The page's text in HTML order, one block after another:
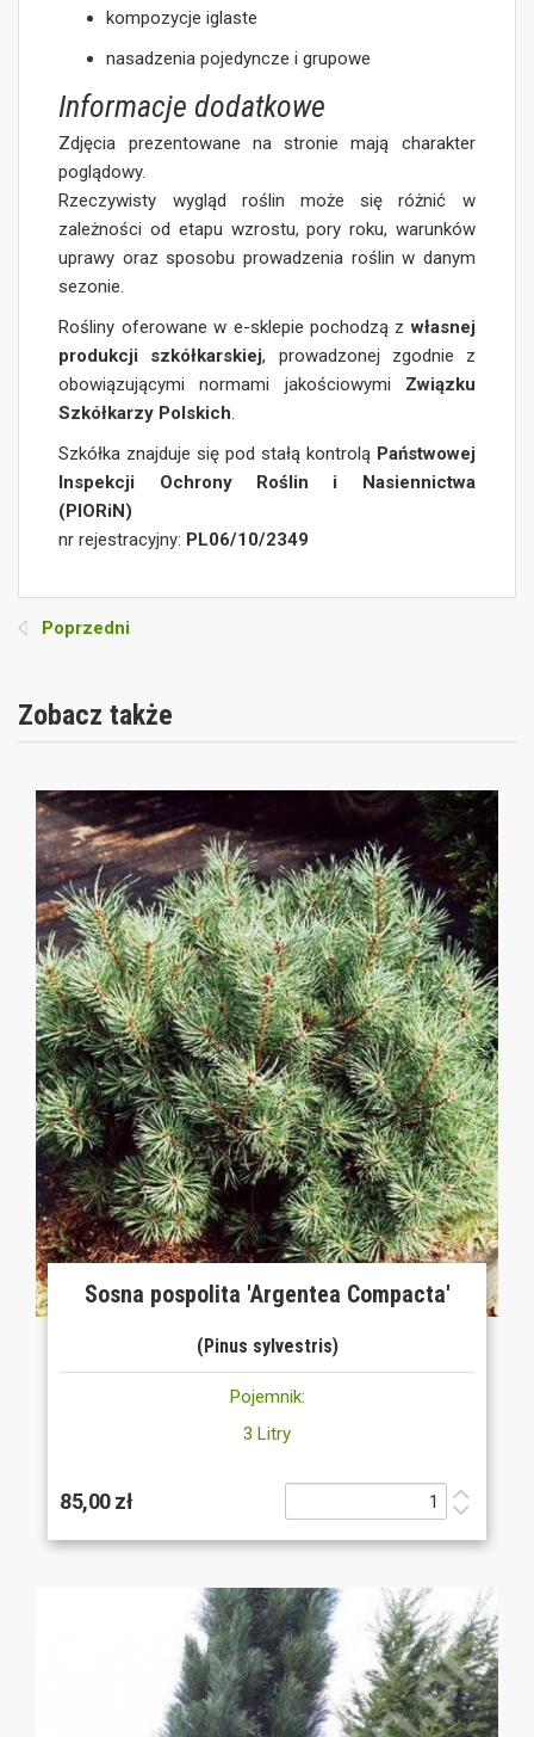
kompozycje iglaste
nasadzenia pojedyncze i grupowe
Informacje dodatkowe
Zdjęcia prezentowane na stronie mają charakter
poglądowy.
Rzeczywisty wygląd roślin może się różnić w
zależności od etapu wzrostu, pory roku, warunków
uprawy oraz sposobu prowadzenia roślin w danym
sezonie.
Rośliny oferowane w e-sklepie pochodzą zwłasnej
produkcji szkółkarskiej, prowadzonej zgodnie z
obowiązującymi normami jakościowymi Związku
Szkółkarzy Polskich.
Szkółka znajduje się pod stałą kontrolą Państwowej
Inspekcji Ochrony Roślin i Nasiennictwa
(PIORiN)
nr rejestracyjny: PL06/10/2349
Poprzedni
Zobacz także
Sosna pospolita 'Argentea Compacta'
(Pinus sylvestris)
Pojemnik:
3 Litry
85,00 zł